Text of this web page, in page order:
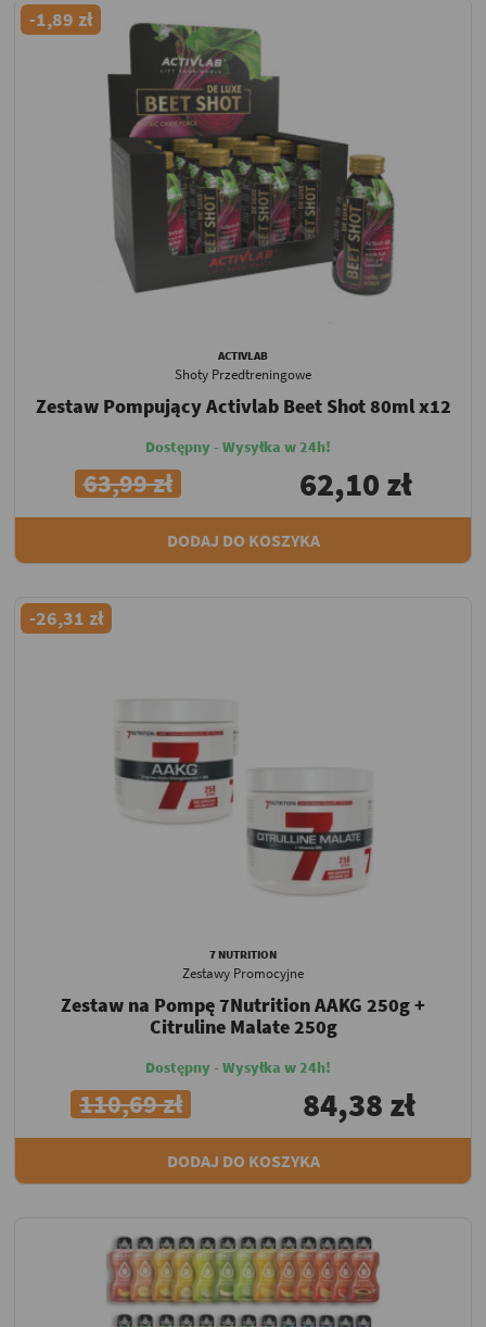
-1,89 zł
ACTIVLAB
Shoty Przedtreningowe
Zestaw Pompujący Activlab Beet Shot 80ml x12
Dostępny - Wysyłka w 24h!
63,99 zł 62,10 zł
DODAJ DO KOSZYKA
-26,31 zł
7 NUTRITION
Zestawy Promocyjne
Zestaw na Pompę 7Nutrition AAKG 250g +
Citruline Malate 250g
Dostępny - Wysyłka w 24h!
110,69 zł 84,38 zł
DODAJ DO KOSZYKA